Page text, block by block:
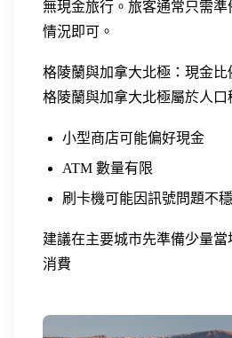
無現金旅行。旅客通常只需
情況即可。
格陵蘭與加拿大北極：現金比
格陵蘭與加拿大北極屬於人口
小型商店可能偏好現金
ATM 數量有限
刷卡機可能因訊號問題不穩
建議在主要城市先準備少量
消費